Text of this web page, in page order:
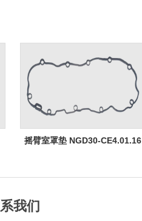
摇臂室罩垫 NGD30-CE4.01.16
我们